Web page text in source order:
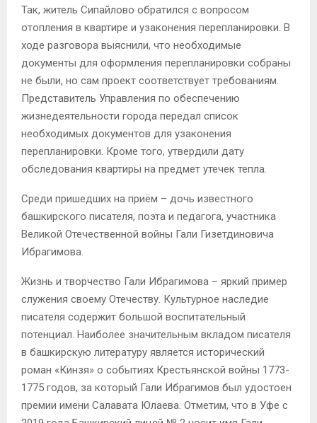
Так, житель Сипайлово обратился с вопросом
отопления в квартире и узаконения перепланировки. В
ходе разговора выяснили, что необходимые
документы для оформления перепланировки собраны
не были, но сам проект соответствует требованиям.
Представитель Управления по обеспечению
жизнедеятельности города передал список
необходимых документов для узаконения
перепланировки. Кроме того, утвердили дату
обследования квартиры на предмет утечек тепла.
Среди пришедших на приём – дочь известного
башкирского писателя, поэта и педагога, участника
Великой Отечественной войны Гали Гизетдиновича
Ибрагимова.
Жизнь и творчество Гали Ибрагимова – яркий пример
служения своему Отечеству. Культурное наследие
писателя содержит большой воспитательный
потенциал. Наиболее значительным вкладом писателя
в башкирскую литературу является исторический
роман «Кинзя» о событиях Крестьянской войны 1773-
1775 годов, за который Гали Ибрагимов был удостоен
премии имени Салавата Юлаева. Отметим, что в Уфе с